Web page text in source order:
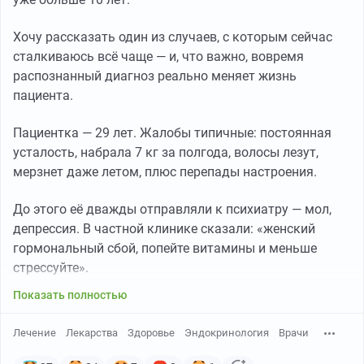
заболевание слизистой оболочки пищевода,
развивающееся в результате систематического
обратного заброса внутрь пищевода содержимого
желудка.
множественные язвы пищевода и бронхит
курильщика вишенкой на тортике х)
но я же нинашо не жаловался...
На приеме важно рассчитать вероятность наличия
СОАС по шкале
▫️наличие храпа
▫️факт усталости
▫️факт апноэ от партнера по кровати
▫️наличие высокого артериального давления (или
преим препаратов от давления)
▫️индекс массы тела (ИМТ) больше 35?
▫️возраст старше 50 лет?
или больше, для женщин: воротник рубашки 41 см или
больше)
▫️мужской пол
> 5 , то вероятность апноэ высокая!
📌 Диагноз апноэ обязательно требуется
подтверждения инструментального.
Хочу рассказать один из случаев, с которым сейчас
сталкиваюсь всё чаще — и, что важно, вовремя
распознанный диагноз реально меняет жизнь
пациента.
Пациентка — 29 лет. Жалобы типичные: постоянная
усталость, набрала 7 кг за полгода, волосы лезут,
мерзнет даже летом, плюс перепады настроения.
До этого её дважды отправляли к психиатру — мол,
депрессия. В частной клинике сказали: «женский
гормональный сбой, попейте витамины и меньше
стрессуйте».
Показать полностью
Лечение Лекарства Здоровье Эндокринология Врачи